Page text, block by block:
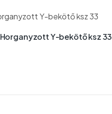
Horganyzott Y-bekötő ksz 33